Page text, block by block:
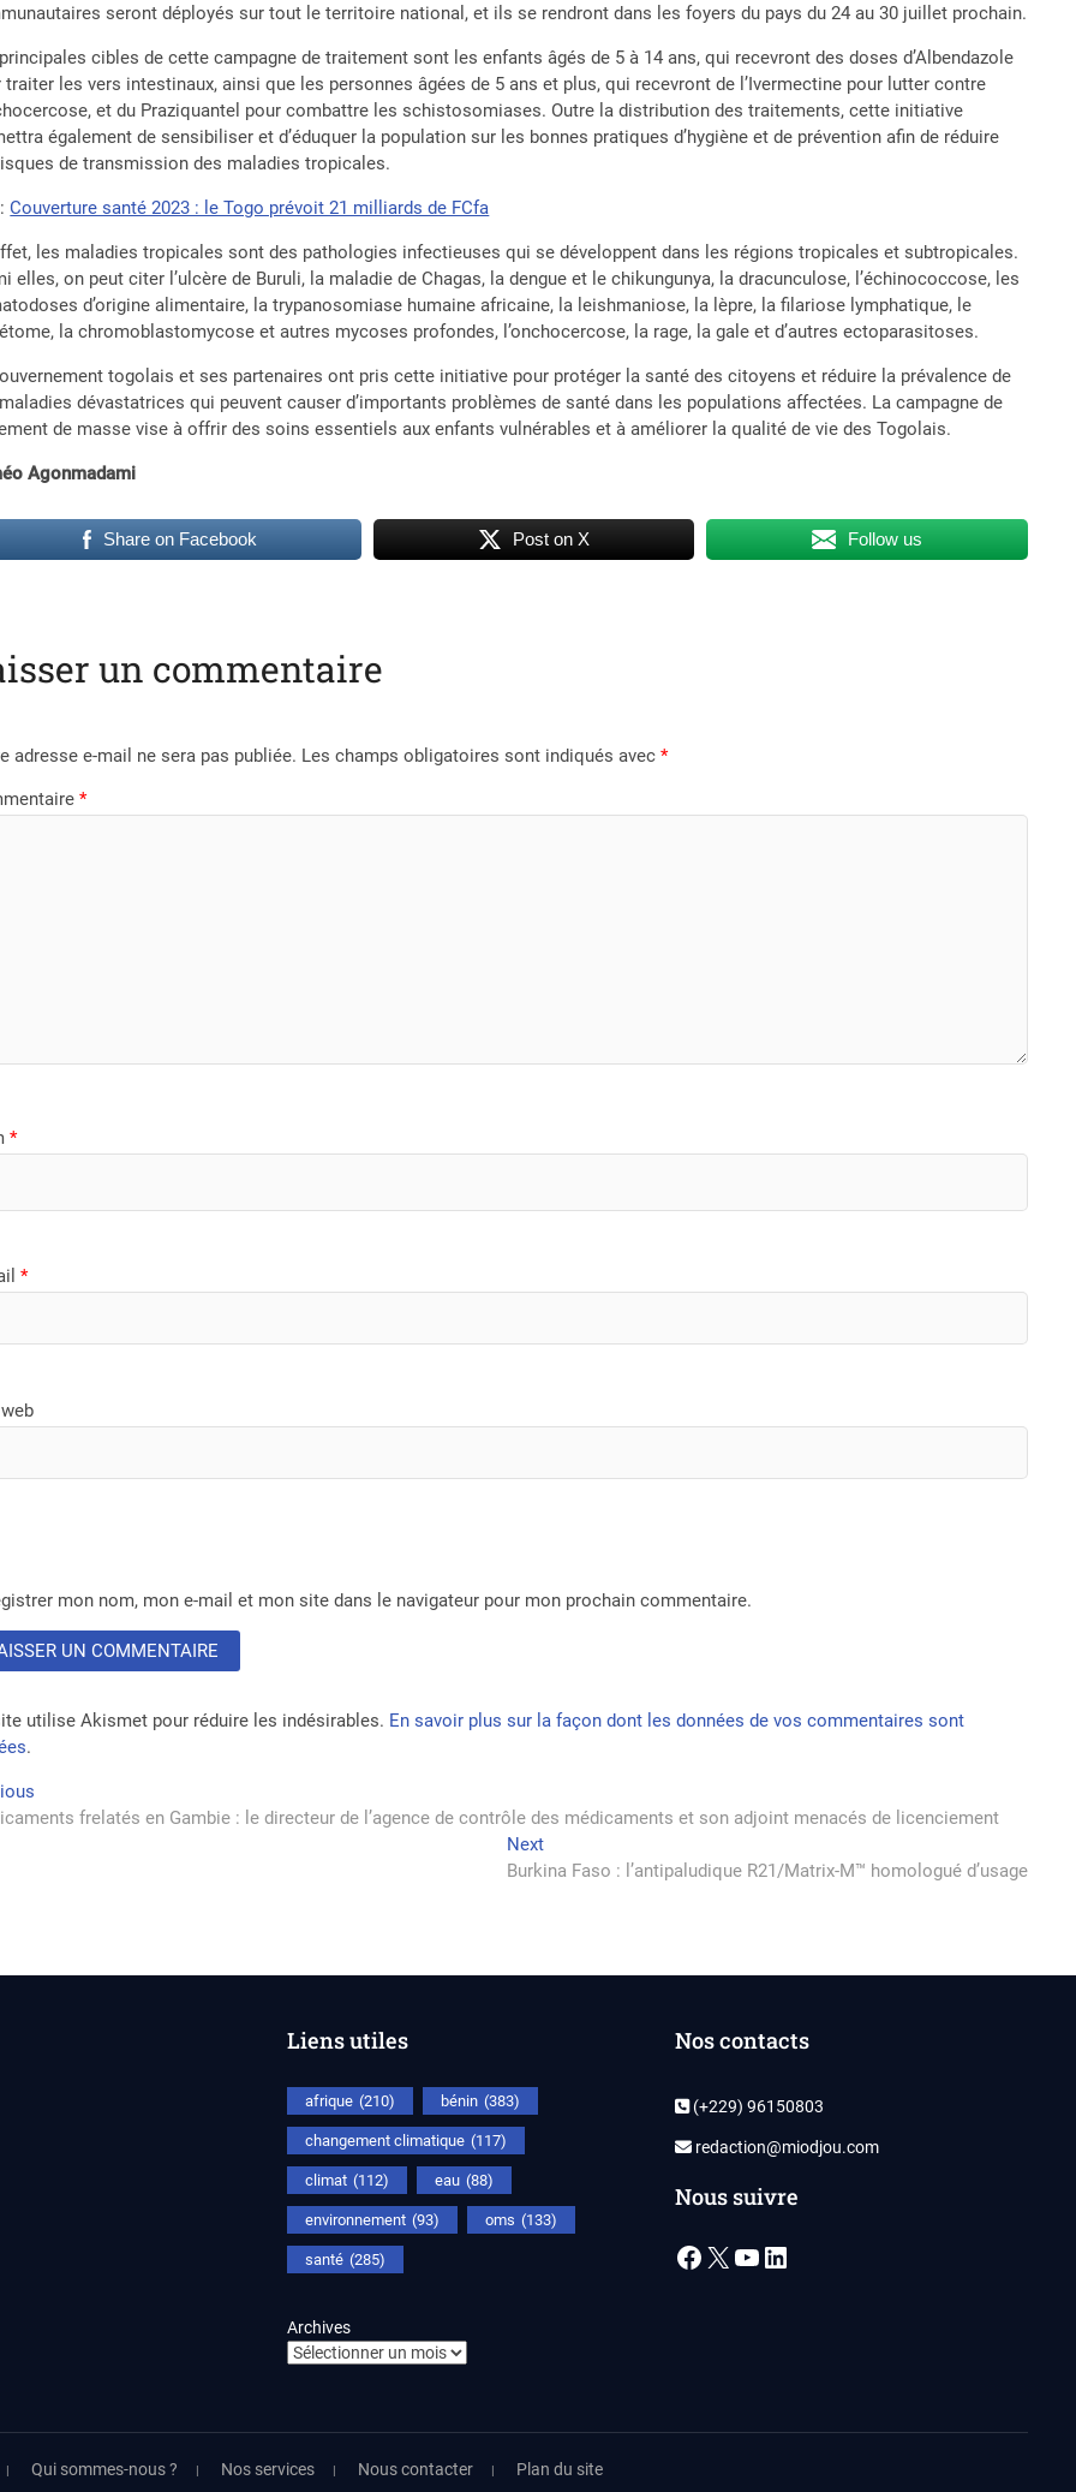
seront déployés sur tout le territoire national, et ils se rendront dans les foyers du pays du 24 au 30 juillet prochain.
cibles de cette campagne de traitement sont les enfants âgés de 5 à 14 ans, qui recevront des doses d’Albendazole
traiter les vers intestinaux, ainsi que les personnes âgées de 5 ans et plus, qui recevront de l’Ivermectine pour lutter contre
et du Praziquantel pour combattre les schistosomiases. Outre la distribution des traitements, cette initiative
également de sensibiliser et d’éduquer la population sur les bonnes pratiques d’hygiène et de prévention afin de réduire
de transmission des maladies tropicales.
Couverture santé 2023 : le Togo prévoit 21 milliards de FCfa
les maladies tropicales sont des pathologies infectieuses qui se développent dans les régions tropicales et subtropicales.
elles, on peut citer l’ulcère de Buruli, la maladie de Chagas, la dengue et le chikungunya, la dracunculose, l’échinococcose, les
d’origine alimentaire, la trypanosomiase humaine africaine, la leishmaniose, la lèpre, la filariose lymphatique, le
la chromoblastomycose et autres mycoses profondes, l’onchocercose, la rage, la gale et d’autres ectoparasitoses.
togolais et ses partenaires ont pris cette initiative pour protéger la santé des citoyens et réduire la prévalence de
dévastatrices qui peuvent causer d’importants problèmes de santé dans les populations affectées. La campagne de
de masse vise à offrir des soins essentiels aux enfants vulnérables et à améliorer la qualité de vie des Togolais.
Agonmadami
Share on Facebook Post on X Follow us
un commentaire
adresse e-mail ne sera pas publiée. Les champs obligatoires sont indiqués avec*
*
*
*
mon nom, mon e-mail et mon site dans le navigateur pour mon prochain commentaire.
utilise Akismet pour réduire les indésirables. En savoir plus sur la façon dont les données de vos commentaires sont
.
post: frelatés en Gambie : le directeur de l’agence de contrôle des médicaments et son adjoint menacés de licenciement
NextNext
post:
Burkina Faso : l’antipaludique R21/Matrix-M™ homologué d’usage
Liens utiles
afrique (210) bénin (383)
changement climatique (117)
climat (112) eau (88)
environnement (93) oms (133)
santé (285)
Archives
Nos contacts
(+229) 96150803
redaction@miodjou.com
Nous suivre
Facebook
X YouTube
LinkedIn
Qui sommes-nous ? Nos services Nous contacter Plan du site